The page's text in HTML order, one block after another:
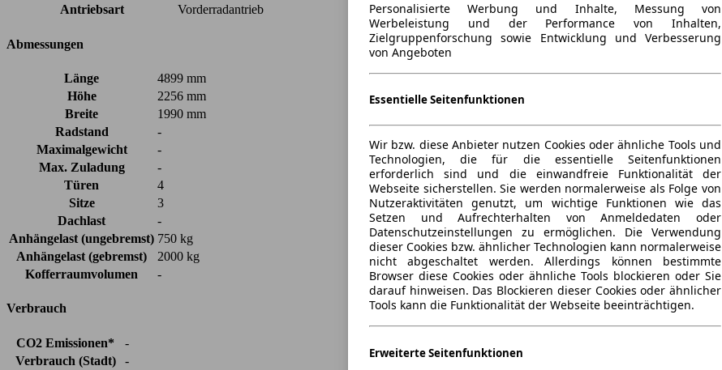
Antriebsart
Vorderradantrieb
Abmessungen
Länge
4899 mm
Höhe
2256 mm
Breite
1990 mm
Radstand
-
Maximalgewicht
-
Max. Zuladung
-
Türen
4
Sitze
3
Dachlast
-
Anhängelast (ungebremst) 750 kg
Anhängelast (gebremst)
2000 kg
Kofferraumvolumen
-
Verbrauch
CO2 Emissionen*
-
Verbrauch (Stadt)
-
Personalisierte Werbung und Inhalte, Messung von
Werbeleistung und der Performance von Inhalten,
Zielgruppenforschung sowie Entwicklung und Verbesserung
von Angeboten
Essentielle Seitenfunktionen
Wir bzw. diese Anbieter nutzen Cookies oder ähnliche Tools und
Technologien, die für die essentielle Seitenfunktionen
erforderlich sind und die einwandfreie Funktionalität der
Webseite sicherstellen. Sie werden normalerweise als Folge von
Nutzeraktivitäten genutzt, um wichtige Funktionen wie das
Setzen und Aufrechterhalten von Anmeldedaten oder
Datenschutzeinstellungen zu ermöglichen. Die Verwendung
dieser Cookies bzw. ähnlicher Technologien kann normalerweise
nicht abgeschaltet werden. Allerdings können bestimmte
Browser diese Cookies oder ähnliche Tools blockieren oder Sie
darauf hinweisen. Das Blockieren dieser Cookies oder ähnlicher
Tools kann die Funktionalität der Webseite beeinträchtigen.
Erweiterte Seitenfunktionen